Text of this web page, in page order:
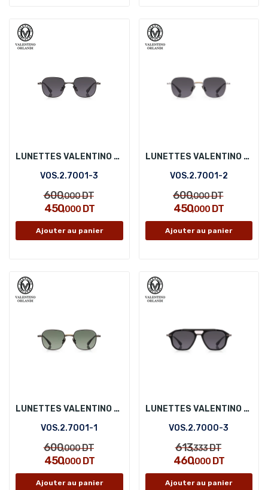
LUNETTES VALENTINO ORLANDI VOS.2.7001-3
VOS.2.7001-3
600,000DT
450,000DT
Ajouter au panier
LUNETTES VALENTINO ORLANDI VOS.2.7001-2
VOS.2.7001-2
600,000DT
450,000 DT
Ajouter au panier
LUNETTES VALENTINO ORLANDI VOS.2.7001-1
VOS.2.7001-1
600,000DT
450,000DT
Ajouter au panier
LUNETTES VALENTINO ORLANDI VOS.2.7000-3
VOS.2.7000-3
613,333DT
460,000DT
Ajouter au panier